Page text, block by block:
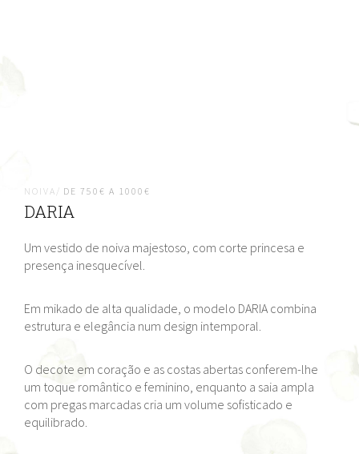
NOIVA/ DE 750€ A 1000€
DARIA
Um vestido de noiva majestoso, com corte princesa e
presença inesquecível.
Em mikado de alta qualidade, o modelo DARIA combina
estrutura e elegância num design intemporal.
O decote em coração e as costas abertas conferem-lhe
um toque romântico e feminino, enquanto a saia ampla
com pregas marcadas cria um volume sofisticado e
equilibrado.